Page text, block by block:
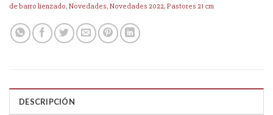
de barro lienzado,Novedades,Novedades 2022,Pastores 21 cm
DESCRIPCIÓN